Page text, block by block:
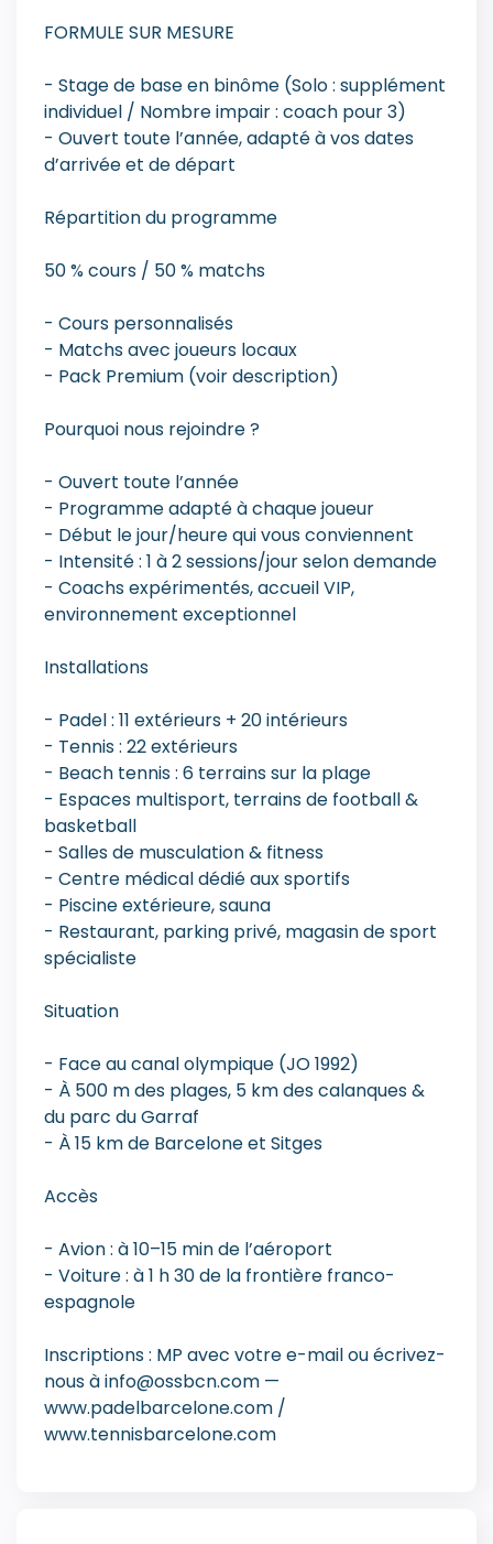
FORMULE SUR MESURE
- Stage de base en binôme (Solo : supplément
individuel / Nombre impair : coach pour 3)
- Ouvert toute l’année, adapté à vos dates
d’arrivée et de départ
Répartition du programme
50 % cours / 50 % matchs
- Cours personnalisés
- Matchs avec joueurs locaux
- Pack Premium (voir description)
Pourquoi nous rejoindre ?
- Ouvert toute l’année
- Programme adapté à chaque joueur
- Début le jour/heure qui vous conviennent
- Intensité : 1 à 2 sessions/jour selon demande
- Coachs expérimentés, accueil VIP,
environnement exceptionnel
Installations
- Padel : 11 extérieurs + 20 intérieurs
- Tennis : 22 extérieurs
- Beach tennis : 6 terrains sur la plage
- Espaces multisport, terrains de football &
basketball
- Salles de musculation & fitness
- Centre médical dédié aux sportifs
- Piscine extérieure, sauna
- Restaurant, parking privé, magasin de sport
spécialiste
Situation
- Face au canal olympique (JO 1992)
- À 500 m des plages, 5 km des calanques &
du parc du Garraf
- À 15 km de Barcelone et Sitges
Accès
- Avion : à 10–15 min de l’aéroport
- Voiture : à 1 h 30 de la frontière franco-
espagnole
Inscriptions : MP avec votre e-mail ou écrivez-
nous à info@ossbcn.com —
www.padelbarcelone.com /
www.tennisbarcelone.com